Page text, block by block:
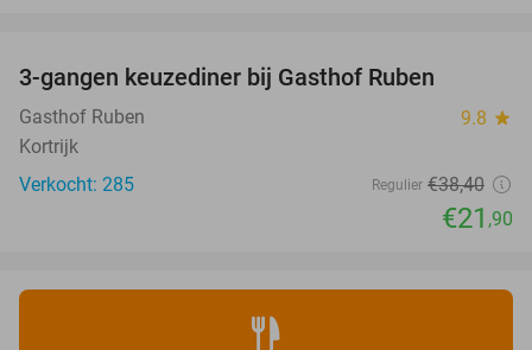
3-gangen keuzediner bij Gasthof Ruben
Gasthof Ruben 9.8 star
Kortrijk
Verkocht: 285
Regulier €38,40
€21 ,90